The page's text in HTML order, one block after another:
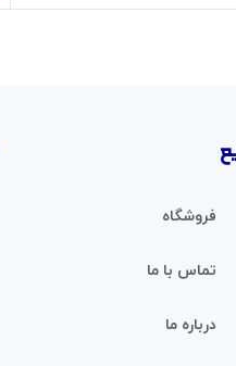
فروشگاه
تماس با ما
درباره ما